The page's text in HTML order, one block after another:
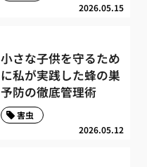
2026.05.15
小さな子供を守るため
に私が実践した蜂の巣
予防の徹底管理術
2026.05.12
害虫